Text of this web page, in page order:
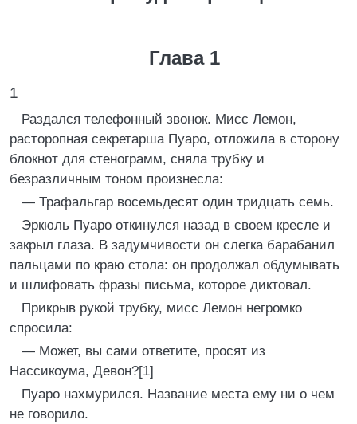
Глава 1
1
Раздался телефонный звонок. Мисс Лемон,
расторопная секретарша Пуаро, отложила в сторону
блокнот для стенограмм, сняла трубку и
безразличным тоном произнесла:
— Трафальгар восемьдесят один тридцать семь.
Эркюль Пуаро откинулся назад в своем кресле и
закрыл глаза. В задумчивости он слегка барабанил
пальцами по краю стола: он продолжал обдумывать
и шлифовать фразы письма, которое диктовал.
Прикрыв рукой трубку, мисс Лемон негромко
спросила:
— Может, вы сами ответите, просят из
Нассикоума, Девон?[1]
Пуаро нахмурился. Название места ему ни о чем
не говорило.